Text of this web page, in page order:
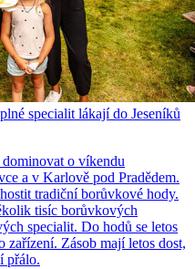
specialit lákají do Jeseníků
o víkendu
a v Karlově pod Pradědem.
tradiční borůvkové hody.
tisíc borůvkových
specialit. Do hodů se letos
zařízení. Zásob mají letos dost,
přálo.